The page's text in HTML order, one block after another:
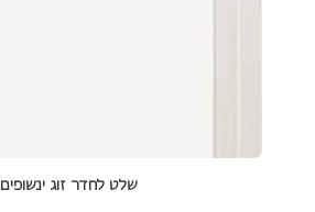
שלט לחדר זוג ינשופים